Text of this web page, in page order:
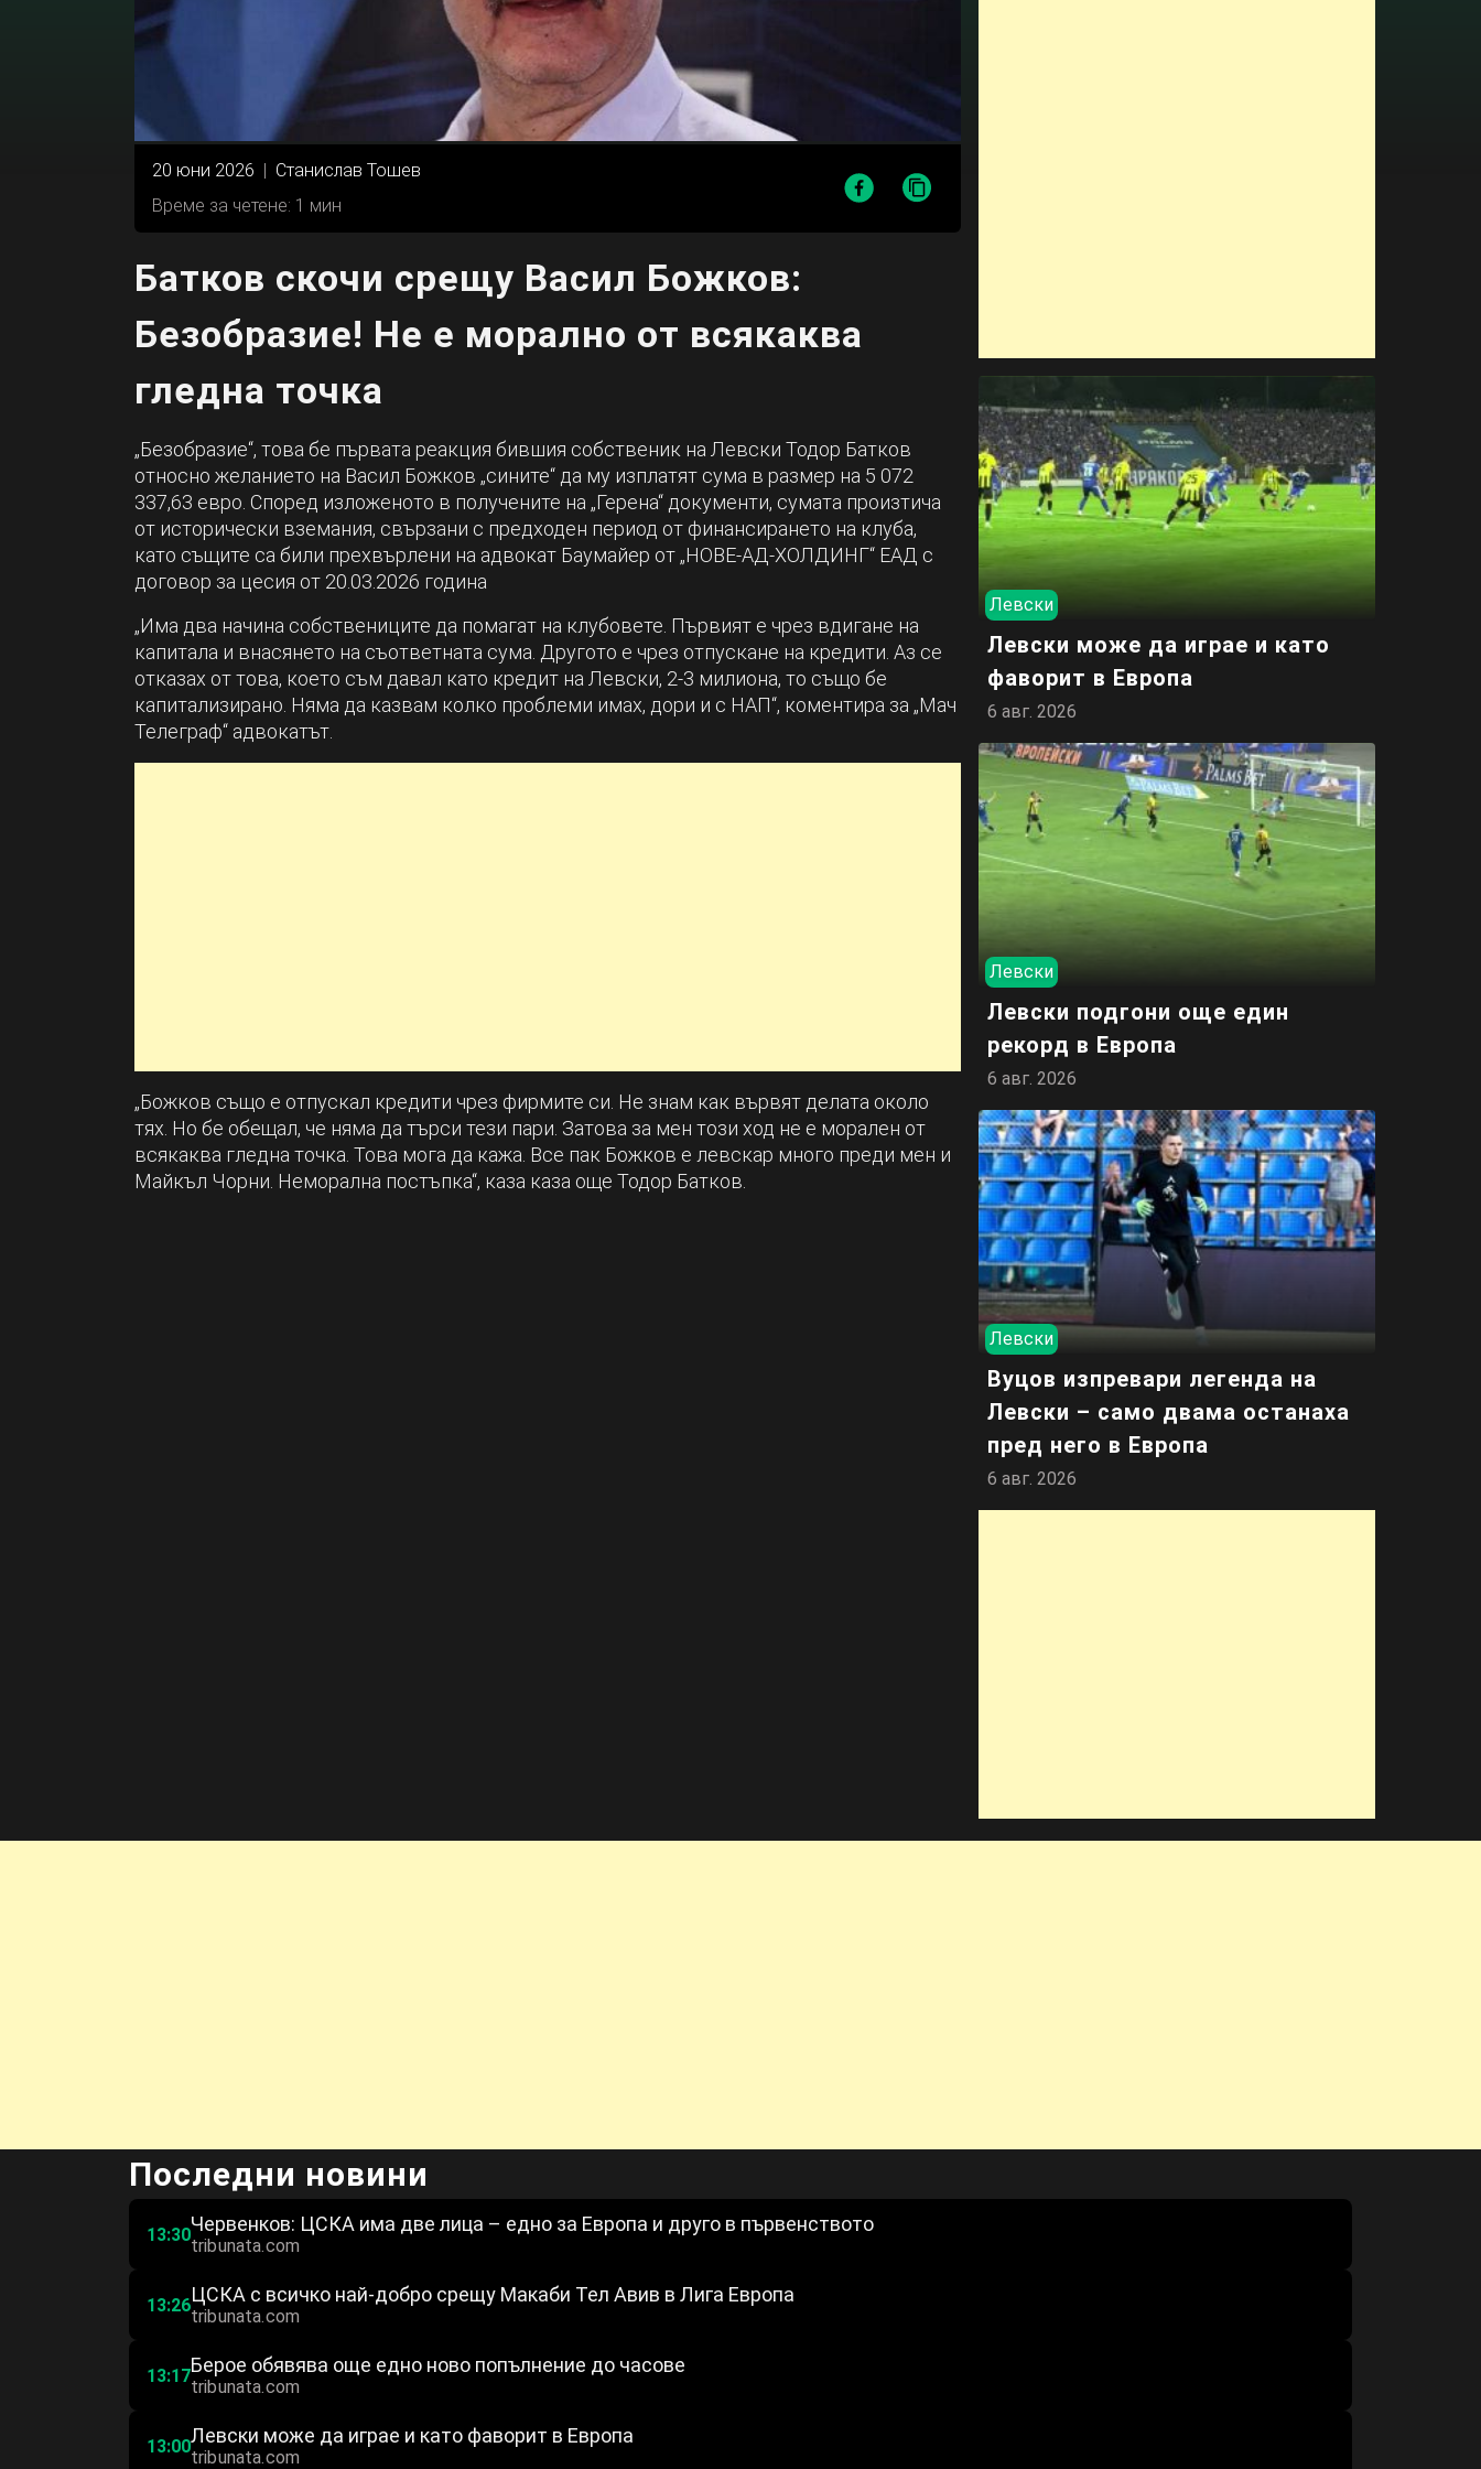
20 юни 2026 | Станислав Тошев
Време за четене: 1 мин
Батков скочи срещу Васил Божков:
Безобразие! Не е морално от всякаква
гледна точка
„Безобразие“, това бе първата реакция бившия собственик на Левски Тодор Батков
относно желанието на Васил Божков „сините“ да му изплатят сума в размер на 5 072
337,63 евро. Според изложеното в получените на „Герена“ документи, сумата произтича
от исторически вземания, свързани с предходен период от финансирането на клуба,
като същите са били прехвърлени на адвокат Баумайер от „НОВЕ-АД-ХОЛДИНГ“ ЕАД с
договор за цесия от 20.03.2026 година
„Има два начина собствениците да помагат на клубовете. Първият е чрез вдигане на
капитала и внасянето на съответната сума. Другото е чрез отпускане на кредити. Аз се
отказах от това, което съм давал като кредит на Левски, 2-3 милиона, то също бе
капитализирано. Няма да казвам колко проблеми имах, дори и с НАП“, коментира за „Мач
Телеграф“ адвокатът.
„Божков също е отпускал кредити чрез фирмите си. Не знам как вървят делата около
тях. Но бе обещал, че няма да търси тези пари. Затова за мен този ход не е морален от
всякаква гледна точка. Това мога да кажа. Все пак Божков е левскар много преди мен и
Майкъл Чорни. Неморална постъпка“, каза каза още Тодор Батков.
Левски
Левски може да играе и като
фаворит в Европа
6 авг. 2026
Левски
Левски подгони още един
рекорд в Европа
6 авг. 2026
Левски
Вуцов изпревари легенда на
Левски – само двама останаха
пред него в Европа
6 авг. 2026
Последни новини
13:30Червенков: ЦСКА има две лица – едно за Европа и друго в първенството
tribunata.com
13:26ЦСКА с всичко най-добро срещу Макаби Тел Авив в Лига Европа
tribunata.com
13:17Берое обявява още едно ново попълнение до часове
tribunata.com
13:00Левски може да играе и като фаворит в Европа
tribunata.com